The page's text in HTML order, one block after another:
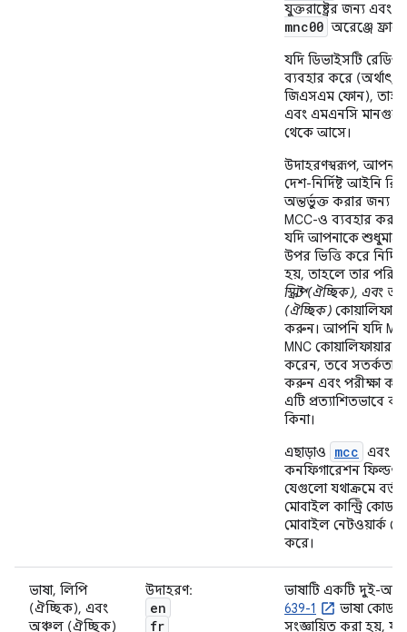
যুক্তরাষ্ট্রের জন্য এবং
mnc00 অরেঞ্জে
যদি ডিভাইসটি
ব্যবহার করে (অর্থাৎ,
জিএসএম ফোন),
এবং এমএনসি মানগুলো
থেকে আসে।
উদাহরণস্বরূপ, আপনার
দেশ-নির্দিষ্ট আইনি
অন্তর্ভুক্ত করার জন্য
MCC-ও ব্যবহার
যদি আপনাকে শুধুমাত্র
উপর ভিত্তি করে
হয়, তাহলে তার
স্ক্রিপ্ট (ঐচ্ছিক), এবং
(ঐচ্ছিক)
করুন। আপনি যদি
MNC কোয়ালিফায়ার
করেন, তবে সতর্কতার
করুন এবং পরীক্ষা
এটি প্রত্যাশিতভাবে
কিনা।
এছাড়াও
mcc এবং
কনফিগারেশন
যেগুলো যথাক্রমে
মোবাইল কান্ট্রি কোড
মোবাইল নেটওয়ার্ক
করে।
ভাষা, লিপি
(ঐচ্ছিক), এবং
অঞ্চল (ঐচ্ছিক)
উদাহরণ:
en
fr
ভাষাটি একটি দুই-
639-1
ভাষা কোড
সংজ্ঞায়িত করা হয়,